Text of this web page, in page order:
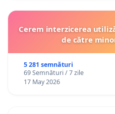
Cerem interzicerea
de către
5 281 semnături
69 Semnături / 7 zile
17 May 2026